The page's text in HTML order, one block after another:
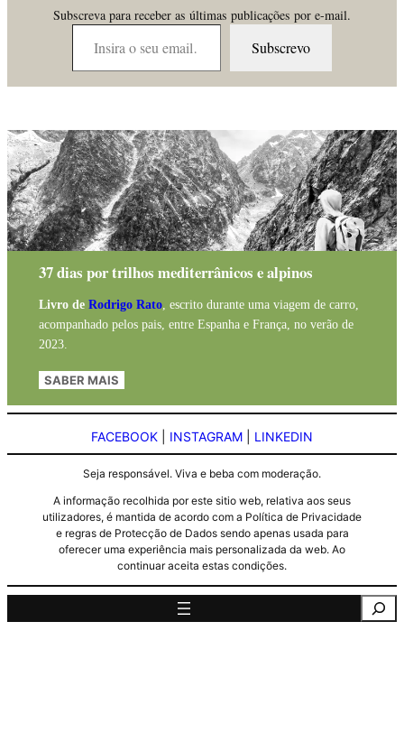
Subscreva para receber as últimas publicações por e-mail.
Insira o seu email…
Subscrevo
37 dias por trilhos mediterrânicos e alpinos
Livro de Rodrigo Rato, escrito durante uma viagem de carro,
acompanhado pelos pais, entre Espanha e França, no verão de
2023.
SABER MAIS
FACEBOOK INSTAGRAM LINKEDIN
Seja responsável. Viva e beba com moderação.
A informação recolhida por este sitio web, relativa aos seus
utilizadores, é mantida de acordo com a Política de Privacidade
e regras de Protecção de Dados sendo apenas usada para
oferecer uma experiência mais personalizada da web. Ao
continuar aceita estas condições.